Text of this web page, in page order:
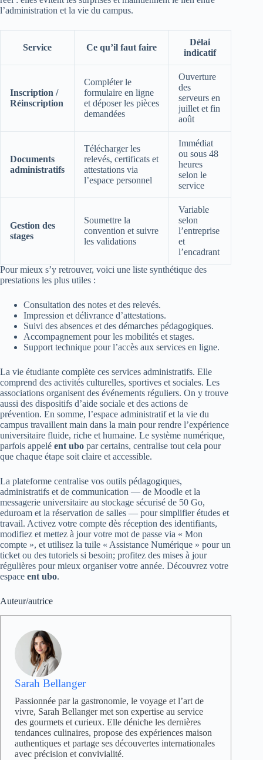
l’administration et la vie du campus.
Service Ce qu’il faut faire
Délai
indicatif
Inscription /
Réinscription
Compléter le
formulaire en ligne
et déposer les pièces
demandées
Ouverture
des
serveurs en
juillet et fin
août
Documents
administratifs
Télécharger les
relevés, certificats et
attestations via
l’espace personnel
Immédiat
ou sous 48
heures
selon le
service
Gestion des
stages
Soumettre la
convention et suivre
les validations
Variable
selon
l’entreprise
et
l’encadrant
Pour mieux s’y retrouver, voici une liste synthétique des
prestations les plus utiles :
Consultation des notes et des relevés.
Impression et délivrance d’attestations.
Suivi des absences et des démarches pédagogiques.
Accompagnement pour les mobilités et stages.
Support technique pour l’accès aux services en ligne.
La vie étudiante complète ces services administratifs. Elle
comprend des activités culturelles, sportives et sociales. Les
associations organisent des événements réguliers. On y trouve
aussi des dispositifs d’aide sociale et des actions de
prévention. En somme, l’espace administratif et la vie du
campus travaillent main dans la main pour rendre l’expérience
universitaire fluide, riche et humaine. Le système numérique,
parfois appelé ent ubo par certains, centralise tout cela pour
que chaque étape soit claire et accessible.
La plateforme centralise vos outils pédagogiques,
administratifs et de communication — de Moodle et la
messagerie universitaire au stockage sécurisé de 50 Go,
eduroam et la réservation de salles — pour simplifier études et
travail. Activez votre compte dès réception des identifiants,
modifiez et mettez à jour votre mot de passe via « Mon
compte », et utilisez la tuile « Assistance Numérique » pour un
ticket ou des tutoriels si besoin; profitez des mises à jour
régulières pour mieux organiser votre année. Découvrez votre
espace ent ubo.
Auteur/autrice
Sarah Bellanger
Passionnée par la gastronomie, le voyage et l’art de
vivre, Sarah Bellanger met son expertise au service
des gourmets et curieux. Elle déniche les dernières
tendances culinaires, propose des expériences maison
authentiques et partage ses découvertes internationales
avec précision et convivialité.